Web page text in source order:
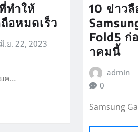
ทำให้
อหมดเร็ว
มิ.ย. 22, 2023
ค…
10 ข่าว
Fold5 ก่
าคมนี้
admin
0
Samsung